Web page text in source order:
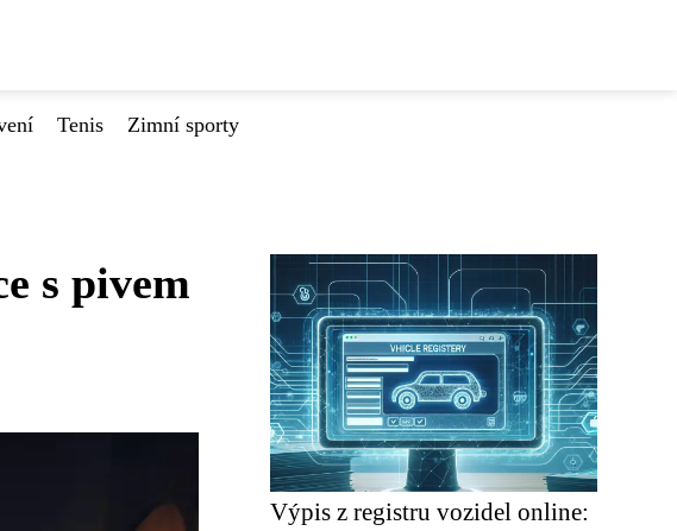
Tenis Zimní sporty
s pivem
Výpis z registru vozidel online: